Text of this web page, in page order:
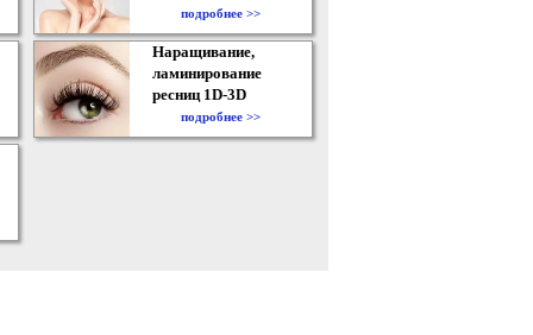
подробнее >>
Наращивание,
ламинирование
ресниц 1D-3D
подробнее >>